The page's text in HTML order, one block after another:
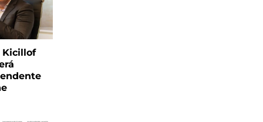
Kicillof